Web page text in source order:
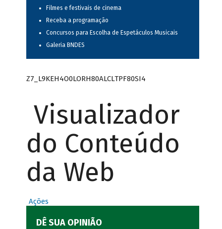
Filmes e festivais de cinema
Receba a programação
Concursos para Escolha de Espetáculos Musicais
Galeria BNDES
Z7_L9KEH4O0LORH80ALCLTPF80SI4
Visualizador
do Conteúdo
da Web
Ações
DÊ SUA OPINIÃO